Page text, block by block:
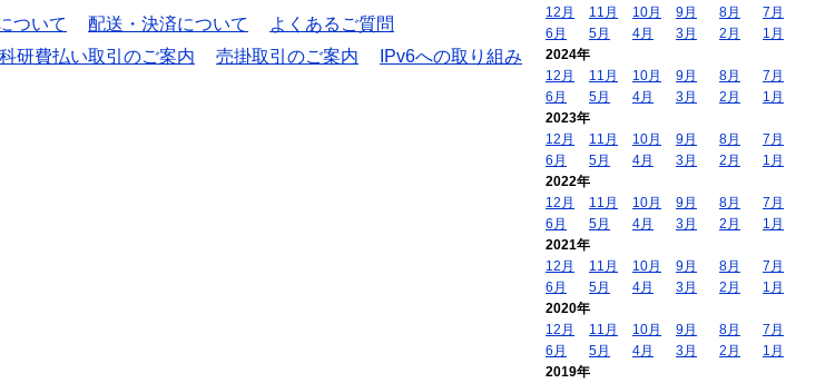
ついて 配送・決済について
よくあるご質問
研費払い取引のご案内 売掛取引のご案内
IPv6への取り組み
12月
11月 10月 9月 8月
7月
6月
5月 4月 3月 2月
1月
2024年
12月
11月 10月 9月 8月
7月
6月
5月 4月 3月 2月
1月
2023年
12月
11月 10月 9月 8月
7月
6月
5月 4月 3月 2月
1月
2022年
12月
11月 10月 9月 8月
7月
6月
5月 4月 3月 2月
1月
2021年
12月
11月 10月 9月 8月
7月
6月
5月 4月 3月 2月
1月
2020年
12月
11月 10月 9月 8月
7月
6月
5月 4月 3月 2月
1月
2019年